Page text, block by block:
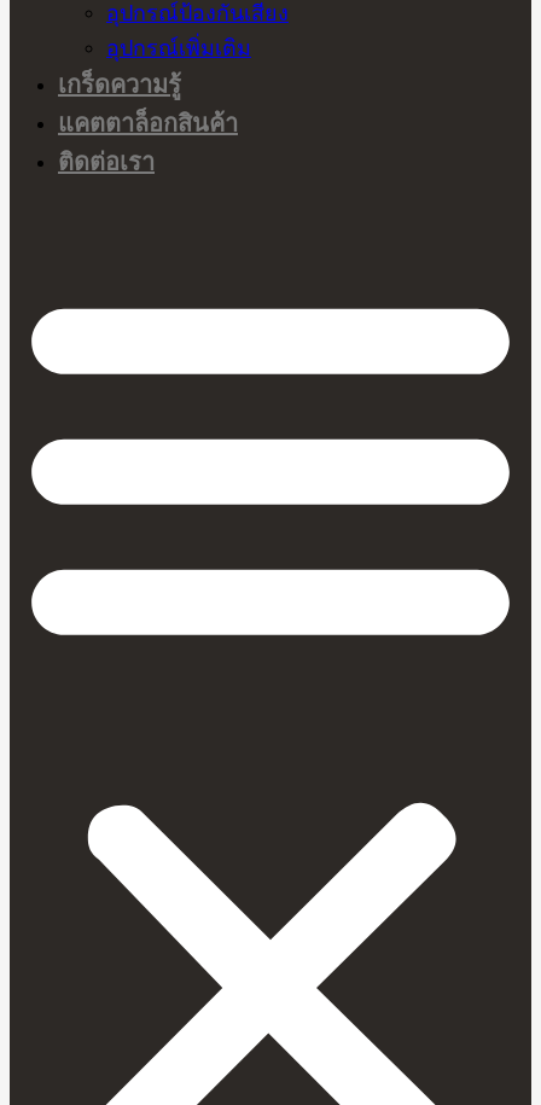
อุปกรณ์ป้องกันเสียง
อุปกรณ์เพิ่มเติม
เกร็ดความรู้
แคตตาล็อกสินค้า
ติดต่อเรา